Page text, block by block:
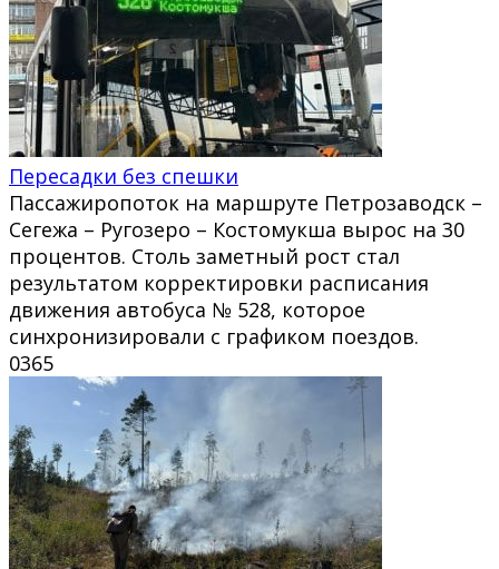
Пересадки без спешки
Пассажиропоток на маршруте Петрозаводск –
Сегежа – Ругозеро – Костомукша вырос на 30
процентов. Столь заметный рост стал
результатом корректировки расписания
движения автобуса № 528, которое
синхронизировали с графиком поездов.
0365